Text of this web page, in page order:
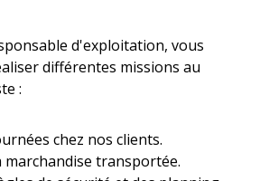
d'exploitation, vous
différentes missions au
:
chez nos clients.
marchandise transportée.